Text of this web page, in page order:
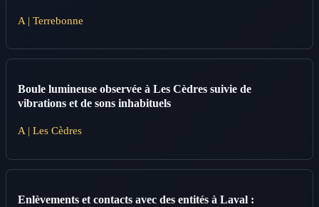
A | Terrebonne
Boule lumineuse observée à Les Cèdres suivie de
vibrations et de sons inhabituels
A | Les Cèdres
Enlèvements et contacts avec des entités à Laval :